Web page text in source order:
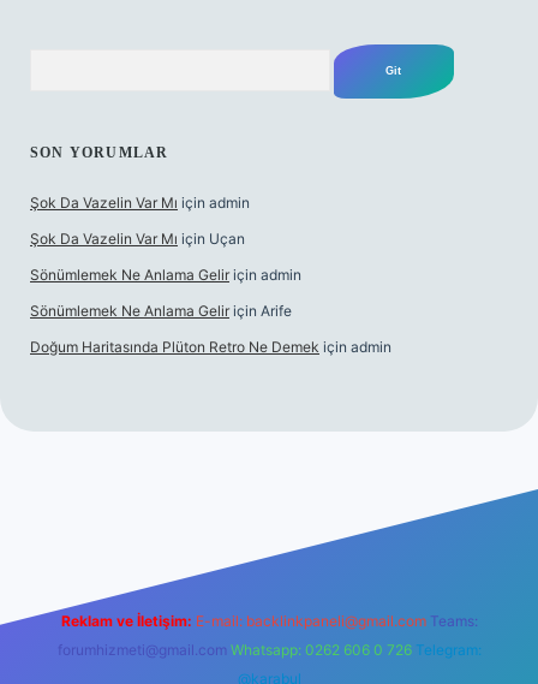
SON YORUMLAR
Şok Da Vazelin Var Mı için admin
Şok Da Vazelin Var Mı için Uçan
Sönümlemek Ne Anlama Gelir için admin
Sönümlemek Ne Anlama Gelir için Arife
Doğum Haritasında Plüton Retro Ne Demek için admin
Reklam ve İletişim: E-mail: backlinkpaneli@gmail.com Teams:
forumhizmeti@gmail.com Whatsapp: 0262 606 0 726 Telegram:
@karabul